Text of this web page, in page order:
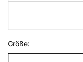
Größe: